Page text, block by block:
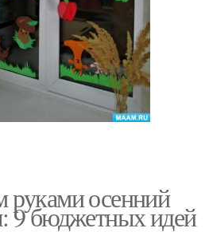
руками осенний
9 бюджетных идей